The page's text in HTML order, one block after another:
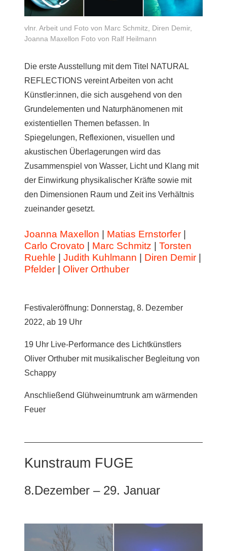
vlnr. Arbeit und Foto von Marc Schmitz, Diren Demir,
Joanna Maxellon Foto von Ralf Heilmann
Die erste Ausstellung mit dem Titel NATURAL
REFLECTIONS vereint Arbeiten von acht
Künstler:innen, die sich ausgehend von den
Grundelementen und Naturphänomenen mit
existentiellen Themen befassen. In
Spiegelungen, Reflexionen, visuellen und
akustischen Überlagerungen wird das
Zusammenspiel von Wasser, Licht und Klang mit
der Einwirkung physikalischer Kräfte sowie mit
den Dimensionen Raum und Zeit ins Verhältnis
zueinander gesetzt.
Joanna Maxellon Matias Ernstorfer
Carlo Crovato
Marc Schmitz
Torsten
Ruehle
Judith Kuhlmann Diren Demir
Pfelder
Oliver Orthuber
Festivaleröffnung: Donnerstag, 8. Dezember
2022, ab 19 Uhr
19 Uhr Live-Performance des Lichtkünstlers
Oliver Orthuber mit musikalischer Begleitung von
Schappy
Anschließend Glühweinumtrunk am wärmenden
Feuer
Kunstraum FUGE
8.Dezember – 29. Januar